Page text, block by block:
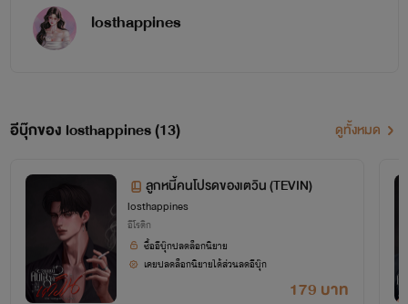
losthappines
อีบุ๊กของ losthappines (13) ดูทั้งหมด
ลูกหนี้คนโปรดของเตวิน (TEVIN)
losthappines
อีโรติก
179 บาท
ซื้ออีบุ๊กปลดล็อกนิยาย
เคยปลดล็อกนิยายได้ส่วนลดอีบุ๊ก